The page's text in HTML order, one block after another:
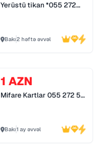
Yerüstü tikan *055 272
Bakı2 həftə əvvəl
1 AZN
Mifare Kartlar 055 272 55
Bakı1 ay əvvəl